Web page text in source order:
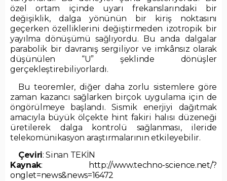
özel ortam içinde uyarı frekanslarındaki bir
değişiklik, dalga yönünün bir kiriş noktasını
geçerken özelliklerini değiştirmeden izotropik bir
yayılma dönüşümü sağlıyordu. Bu anda dalgalar
parabolik bir davranış sergiliyor ve imkânsız olarak
düşünülen “U” şeklinde dönüşler
gerçekleştirebiliyorlardı.
Bu teoremler, diğer daha zorlu sistemlere göre
zaman kazancı sağlarken birçok uygulama için de
öngörülmeye başlandı. Sismik enerjiyi dağıtmak
amacıyla büyük ölçekte hint fakiri halısı düzeneği
üretilerek dalga kontrolü sağlanması, ileride
telekomünikasyon araştırmalarının etkileyebilir.
Çeviri: Sinan TEKİN
Kaynak:
http://www.techno-science.net/?
onglet=news&news=16472